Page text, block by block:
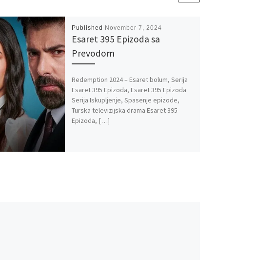
Published November 7, 2024
Esaret 395 Epizoda sa
Prevodom
Redemption 2024 – Esaret bolum, Serija
Esaret 395 Epizoda, Esaret 395 Epizoda
Serija Iskupljenje, Spasenje epizode,
Turska televizijska drama Esaret 395
Epizoda, […]